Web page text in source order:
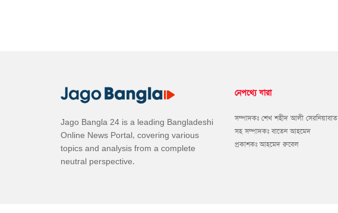
Jago Bangla 24 is a leading Bangladeshi
Online News Portal, covering various
topics and analysis from a complete
neutral perspective.
নেপথ্যে যারা
সম্পাদকঃ শেখ শহীদ আলী সেরনিয়াবাত
সহ সম্পাদকঃ বাতেন আহমেদ
প্রকাশকঃ আহমেদ রুবেল